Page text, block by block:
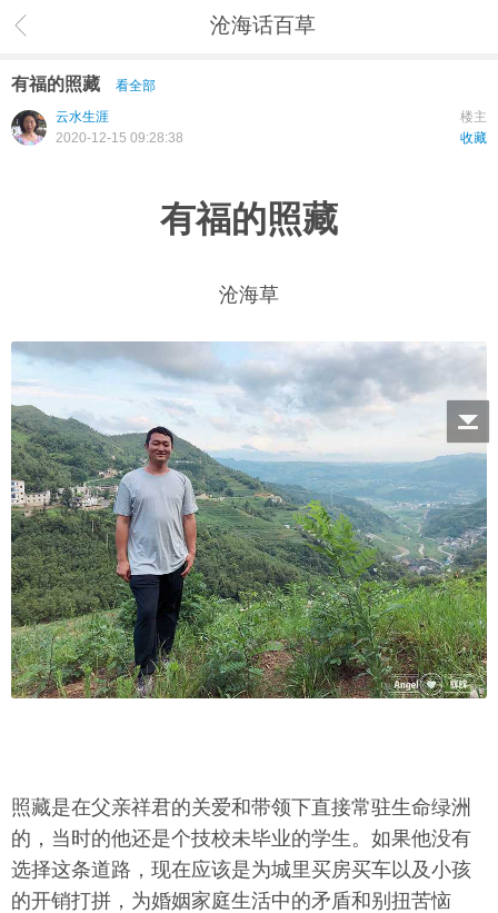
沧海话百草
有福的照藏
看全部
楼主
云水生涯
收藏
2020-12-15 09:28:38
有福的照藏
沧海草
照藏是在父亲祥君的关爱和带领下直接常驻生命绿洲
的，当时的他还是个技校未毕业的学生。如果他没有
选择这条道路，现在应该是为城里买房买车以及小孩
的开销打拼，为婚姻家庭生活中的矛盾和别扭苦恼